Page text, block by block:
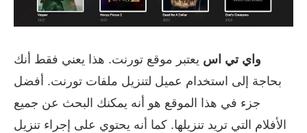
واي تي اس يعتبر موقع تورنت. هذا يعني فقط أنك
بحاجة إلى استخدام عميل لتنزيل ملفات تورنت. أفضل
جزء في هذا الموقع هو أنه يمكنك البحث عن جميع
الأفلام التي تريد تنزيلها. كما أنه يحتوي على إجراء تنزيل